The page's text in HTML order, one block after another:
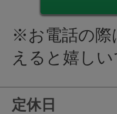
※お電話の際
えると嬉しい
定休日